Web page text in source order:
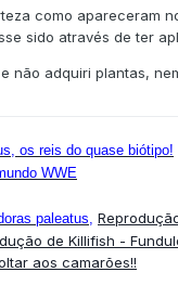
como apareceram
sido através de ter
não adquiri plantas,
os reis do quase biótipo!
WWE
paleatus,
de Killifish -
aos camarões!!